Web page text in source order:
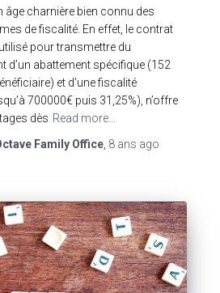
âge charnière bien connu des
de fiscalité. En effet, le contrat
pour transmettre du
d’un abattement spécifique (152
et d’une fiscalité
700000€ puis 31,25%), n’offre
dès Read more…
Family Office, 8 ans ago